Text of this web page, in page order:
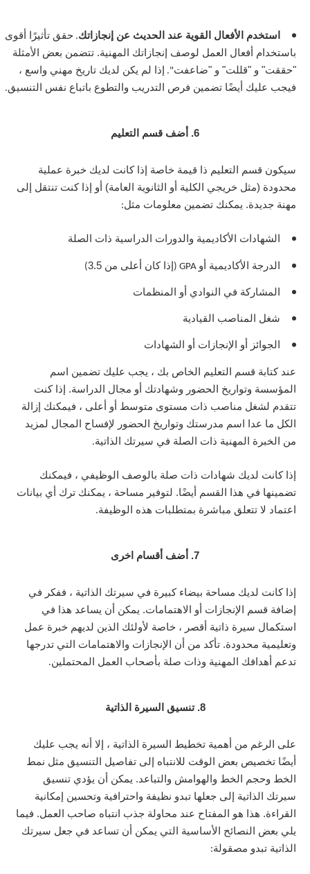
استخدم الأفعال القوية عند الحديث عن إنجازاتك. حقق تأثيرًا أقوى
باستخدام أفعال العمل لوصف إنجازاتك المهنية. تتضمن بعض الأمثلة
"حققت" و "قللت" و "ضاعفت". إذا لم يكن لديك تاريخ مهني واسع ،
فيجب عليك أيضًا تضمين فرص التدريب والتطوع باتباع نفس التنسيق.
6. أضف قسم التعليم
سيكون قسم التعليم ذا قيمة خاصة إذا كانت لديك خبرة عملية
محدودة (مثل خريجي الكلية أو الثانوية العامة) أو إذا كنت تنتقل إلى
مهنة جديدة. يمكنك تضمين معلومات مثل:
الشهادات الأكاديمية والدورات الدراسية ذات الصلة
الدرجة الأكاديمية أو إذا كان أعلى من 3.5 )
المشاركة في النوادي أو المنظمات
شغل المناصب القيادية
الجوائز أو الإنجازات أو الشهادات
عند كتابة قسم التعليم الخاص بك ، يجب عليك تضمين اسم
المؤسسة وتواريخ الحضور وشهادتك أو مجال الدراسة. إذا كنت
تتقدم لشغل مناصب ذات مستوى متوسط أو أعلى ، فيمكنك إزالة
الكل ما عدا اسم مدرستك وتواريخ الحضور لإفساح المجال لمزيد
من الخبرة المهنية ذات الصلة في سيرتك الذاتية.
إذا كانت لديك شهادات ذات صلة بالوصف الوظيفي ، فيمكنك
تضمينها في هذا القسم أيضًا. لتوفير مساحة ، يمكنك ترك أي بيانات
اعتماد لا تتعلق مباشرة بمتطلبات هذه الوظيفة.
7. أضف أقسام اخرى
إذا كانت لديك مساحة بيضاء كبيرة في سيرتك الذاتية ، ففكر في
إضافة قسم الإنجازات أو الاهتمامات. يمكن أن يساعد هذا في
استكمال سيرة ذاتية أقصر ، خاصة لأولئك الذين لديهم خبرة عمل
وتعليمية محدودة. تأكد من أن الإنجازات والاهتمامات التي تدرجها
تدعم أهدافك المهنية وذات صلة بأصحاب العمل المحتملين.
8. تنسيق السيرة الذاتية
على الرغم من أهمية تخطيط السيرة الذاتية ، إلا أنه يجب عليك
أيضًا تخصيص بعض الوقت للانتباه إلى تفاصيل التنسيق مثل نمط
الخط وحجم الخط والهوامش والتباعد. يمكن أن يؤدي تنسيق
سيرتك الذاتية إلى جعلها تبدو نظيفة واحترافية وتحسين إمكانية
القراءة. هذا هو المفتاح عند محاولة جذب انتباه صاحب العمل. فيما
يلي بعض النصائح الأساسية التي يمكن أن تساعد في جعل سيرتك
الذاتية تبدو مصقولة: